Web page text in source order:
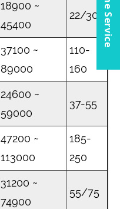
18900 ~
45400
22/30
37100 ~
89000
110-
160
24600 ~
59000
37-55
47200 ~
113000
185-
250
31200 ~
74900
55/75